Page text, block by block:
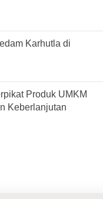
Karhutla di
Produk UMKM
Keberlanjutan